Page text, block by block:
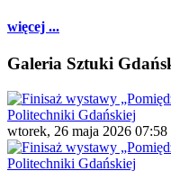
więcej ...
Galeria Sztuki
wtorek, 26 maja 2026 07:58